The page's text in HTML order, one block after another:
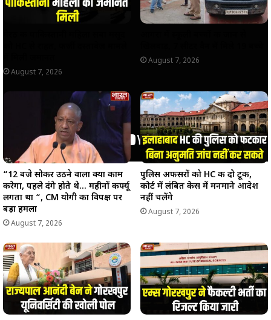
August 7, 2026
August 7, 2026
“12 बजे सोकर उठने वाला क्या काम
करेगा, पहले दंगे होते थे… महीनों कर्फ्यू
लगता था “, CM योगी का विपक्ष पर
बड़ा हमला
August 7, 2026
पुलिस अफसरों को HC की दो टूक,
कोर्ट में लंबित केस में मनमाने आदेश
नहीं चलेंगे
August 7, 2026